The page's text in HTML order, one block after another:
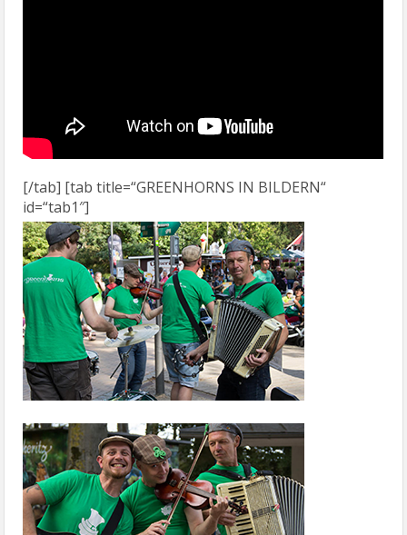
[/tab] [tab title=“GREENHORNS IN BILDERN“
id=“tab1″]